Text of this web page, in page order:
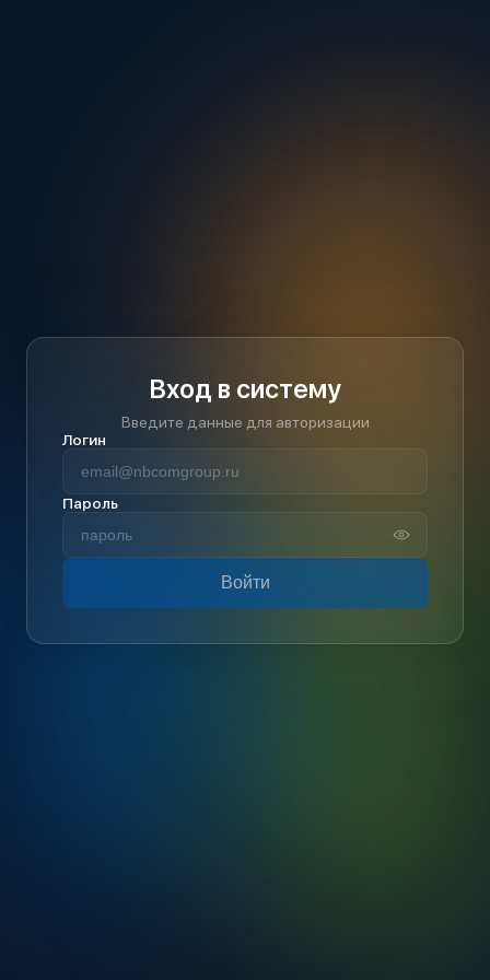
Вход в систему
Введите данные для авторизации
Логин
Пароль
Войти